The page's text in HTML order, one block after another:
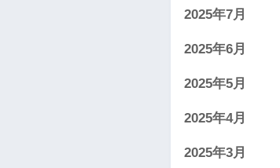
2025年7月
2025年6月
2025年5月
2025年4月
2025年3月